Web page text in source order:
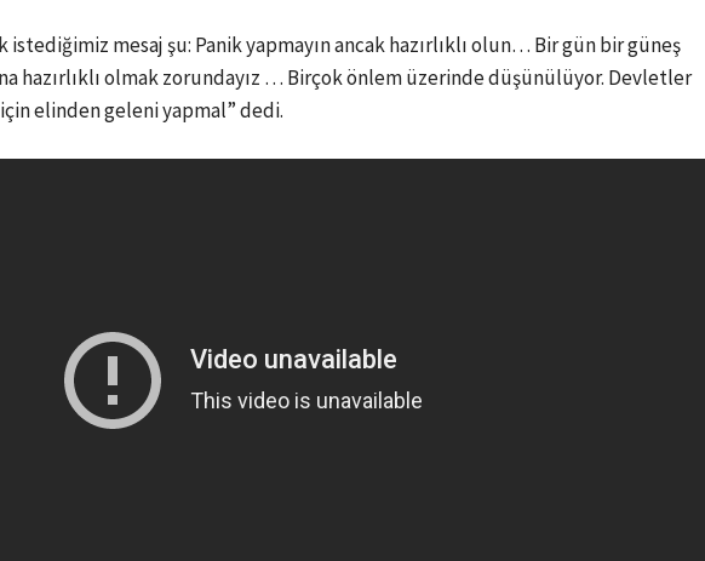
istediğimiz mesaj şu: Panik yapmayın ancak hazırlıklı olun… Bir gün bir güneş
hazırlıklı olmak zorundayız … Birçok önlem üzerinde düşünülüyor. Devletler
elinden geleni yapmal” dedi.